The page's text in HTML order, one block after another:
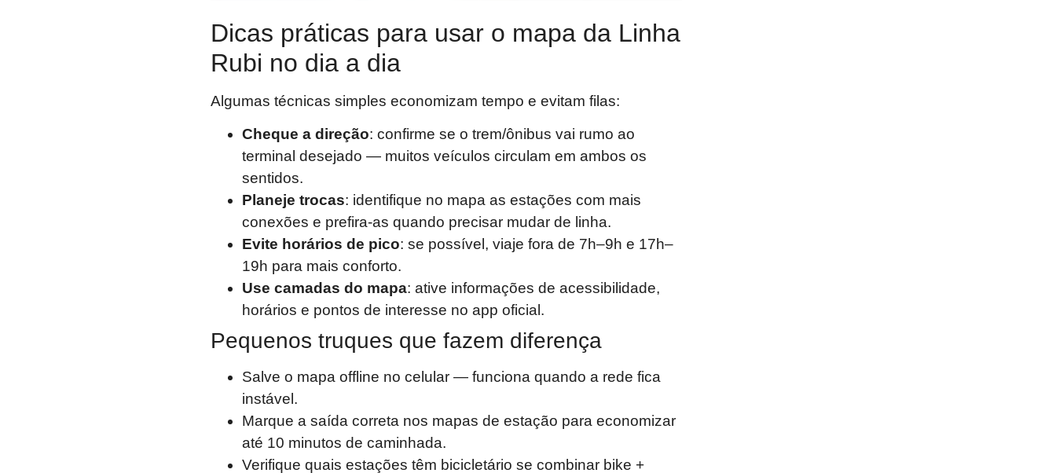
Dicas práticas para usar o mapa da Linha
Rubi no dia a dia
Algumas técnicas simples economizam tempo e evitam filas:
Cheque a direção: confirme se o trem/ônibus vai rumo ao
terminal desejado — muitos veículos circulam em ambos os
sentidos.
Planeje trocas: identifique no mapa as estações com mais
conexões e prefira-as quando precisar mudar de linha.
Evite horários de pico: se possível, viaje fora de 7h–9h e 17h–
19h para mais conforto.
Use camadas do mapa: ative informações de acessibilidade,
horários e pontos de interesse no app oficial.
Pequenos truques que fazem diferença
Salve o mapa offline no celular — funciona quando a rede fica
instável.
Marque a saída correta nos mapas de estação para economizar
até 10 minutos de caminhada.
Verifique quais estações têm bicicletário se combinar bike +